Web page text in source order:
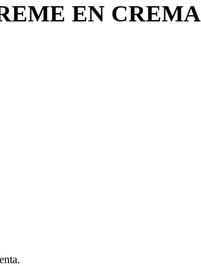
EN CREMA